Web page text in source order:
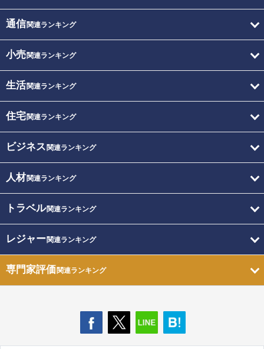
通信関連ランキング
小売関連ランキング
生活関連ランキング
住宅関連ランキング
ビジネス 関連ランキング
人材関連ランキング
トラベル関連ランキング
レジャー関連ランキング
専門家評価関連ランキング